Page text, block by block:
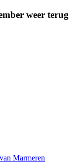
weer terug
Marmeren